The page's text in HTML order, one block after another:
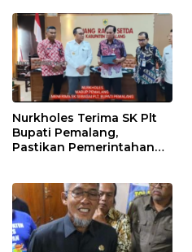
Nurkholes Terima SK Plt
Bupati Pemalang,
Pastikan Pemerintahan